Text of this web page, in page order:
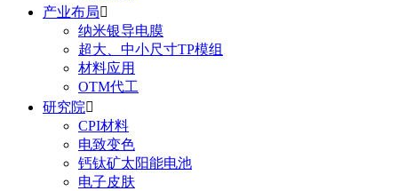
产业布局
纳米银导电膜
超大、中小尺寸TP模组
材料应用
OTM代工
研究院
CPI材料
电致变色
钙钛矿太阳能电池
电子皮肤